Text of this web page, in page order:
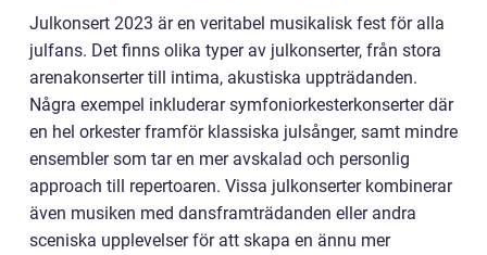
Julkonsert 2023 är en veritabel musikalisk fest för alla
julfans. Det finns olika typer av julkonserter, från stora
arenakonserter till intima, akustiska uppträdanden.
Några exempel inkluderar symfoniorkesterkonserter där
en hel orkester framför klassiska julsånger, samt mindre
ensembler som tar en mer avskalad och personlig
approach till repertoaren. Vissa julkonserter kombinerar
även musiken med dansframträdanden eller andra
sceniska upplevelser för att skapa en ännu mer